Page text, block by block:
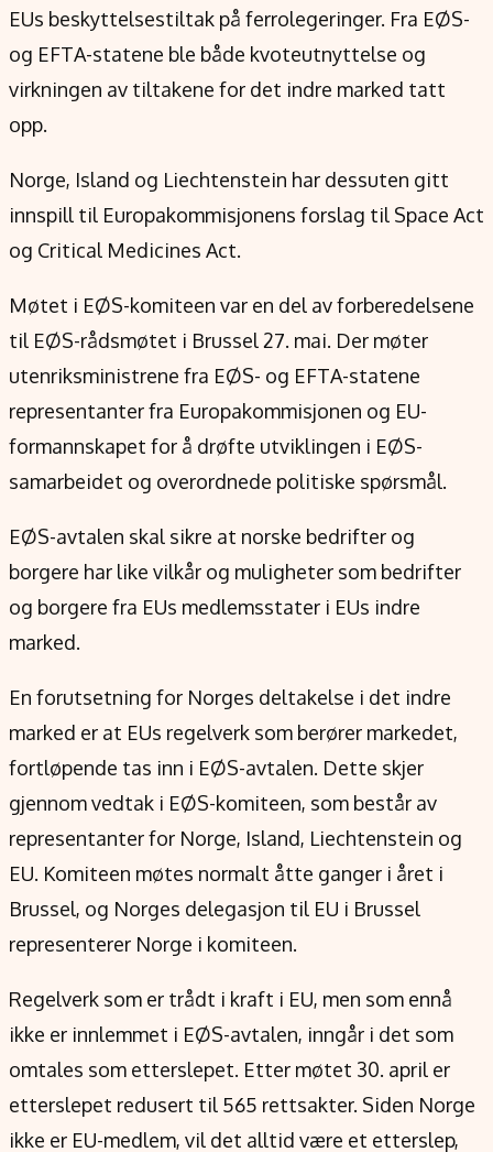
EUs beskyttelsestiltak på ferrolegeringer. Fra EØS-
og EFTA-statene ble både kvoteutnyttelse og
virkningen av tiltakene for det indre marked tatt
opp.
Norge, Island og Liechtenstein har dessuten gitt
innspill til Europakommisjonens forslag til Space Act
og Critical Medicines Act.
Møtet i EØS-komiteen var en del av forberedelsene
til EØS-rådsmøtet i Brussel 27. mai. Der møter
utenriksministrene fra EØS- og EFTA-statene
representanter fra Europakommisjonen og EU-
formannskapet for å drøfte utviklingen i EØS-
samarbeidet og overordnede politiske spørsmål.
EØS-avtalen skal sikre at norske bedrifter og
borgere har like vilkår og muligheter som bedrifter
og borgere fra EUs medlemsstater i EUs indre
marked.
En forutsetning for Norges deltakelse i det indre
marked er at EUs regelverk som berører markedet,
fortløpende tas inn i EØS-avtalen. Dette skjer
gjennom vedtak i EØS-komiteen, som består av
representanter for Norge, Island, Liechtenstein og
EU. Komiteen møtes normalt åtte ganger i året i
Brussel, og Norges delegasjon til EU i Brussel
representerer Norge i komiteen.
Regelverk som er trådt i kraft i EU, men som ennå
ikke er innlemmet i EØS-avtalen, inngår i det som
omtales som etterslepet. Etter møtet 30. april er
etterslepet redusert til 565 rettsakter. Siden Norge
ikke er EU-medlem, vil det alltid være et etterslep,